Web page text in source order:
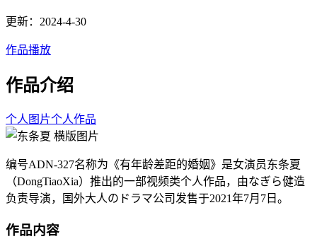
更新：2024-4-30
作品播放
作品介绍
个人图片个人作品
编号ADN-327名称为《有年龄差距的婚姻》是女演员东条夏
（DongTiaoXia）推出的一部视频类个人作品，由なぎら健造
负责导演，国外大人のドラマ公司发售于2021年7月7日。
作品内容